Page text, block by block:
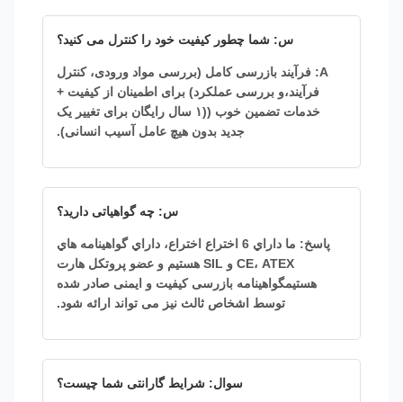
س: شما چطور کیفیت خود را کنترل می کنید؟
A: فرآیند بازرسی کامل (بررسی مواد ورودی، کنترل
فرآیند،و بررسی عملکرد) برای اطمینان از کیفیت +
خدمات تضمین خوب ((۱ سال رایگان برای تغییر یک
جدید بدون هیچ عامل آسیب انسانی).
س: چه گواهیاتی دارید؟
پاسخ: ما داراي 6 اختراع اختراع، داراي گواهينامه هاي
CE، ATEX و SIL هستيم و عضو پروتکل هارت
هستيمگواهینامه بازرسی کیفیت و ایمنی صادر شده
توسط اشخاص ثالث نیز می تواند ارائه شود.
سوال: شرایط گارانتی شما چیست؟